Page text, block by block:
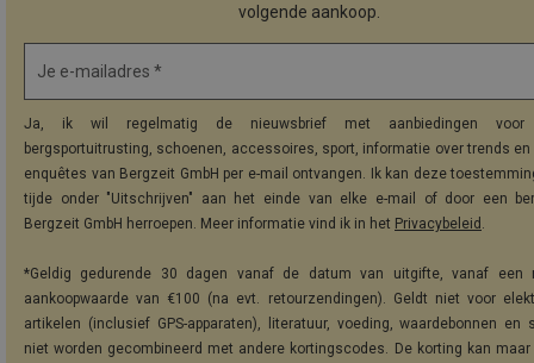
volgende aankoop.
Je e-mailadres *
Ja, ik wil regelmatig de nieuwsbrief met aanbiedingen voor
bergsportuitrusting, schoenen, accessoires, sport, informatie over trends
enquêtes van Bergzeit GmbH per e-mail ontvangen. Ik kan deze
tijde onder "Uitschrijven" aan het einde van elke e-mail of door een
Bergzeit GmbH herroepen. Meer informatie vind ik in het Privacybeleid
*Geldig gedurende 30 dagen vanaf de datum van uitgifte, vanaf een
aankoopwaarde van €100 (na evt. retourzendingen). Geldt niet voor
artikelen (inclusief GPS-apparaten), literatuur, voeding, waardebonnen en
niet worden gecombineerd met andere kortingscodes. De korting kan maar